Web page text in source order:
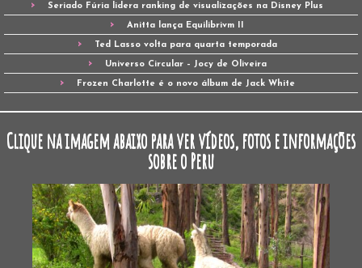
Seriado Fúria lidera ranking de visualizações na Disney Plus
Anitta lança Equilibrivm II
Ted Lasso volta para quarta temporada
Universo Circular – Jocy de Oliveira
Frozen Charlotte é o novo álbum de Jack White
Clique na imagem abaixo para ver vídeos, fotos e informações
sobre o Peru